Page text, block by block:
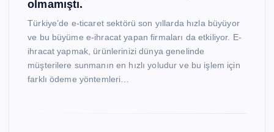
olmamıştı.
Türkiye’de e-ticaret sektörü son yıllarda hızla büyüyor
ve bu büyüme e-ihracat yapan firmaları da etkiliyor. E-
ihracat yapmak, ürünlerinizi dünya genelinde
müşterilere sunmanın en hızlı yoludur ve bu işlem için
farklı ödeme yöntemleri…